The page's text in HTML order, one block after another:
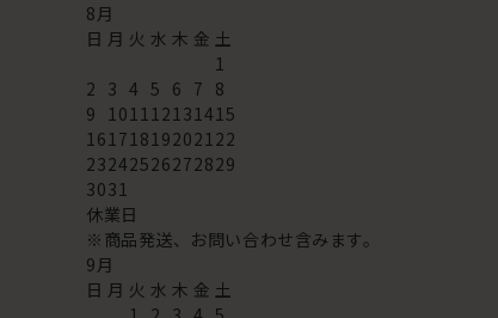
8月
日 月 火 水 木 金 土
1
2 3 4 5 6 7 8
9 101112131415
16171819202122
23242526272829
3031
休業日
※商品発送、お問い合わせ含みます。
9月
日 月 火 水 木 金 土